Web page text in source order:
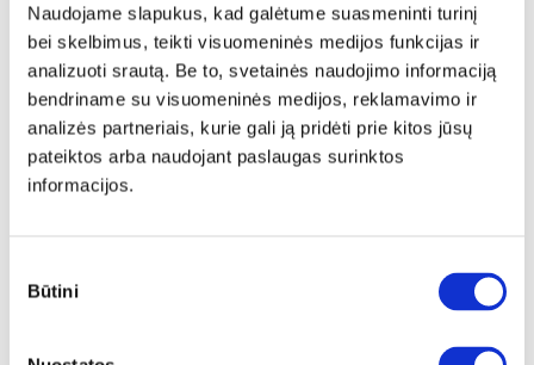
Naudojame slapukus, kad galėtume suasmeninti turinį
bei skelbimus, teikti visuomeninės medijos funkcijas ir
analizuoti srautą. Be to, svetainės naudojimo informaciją
bendriname su visuomeninės medijos, reklamavimo ir
analizės partneriais, kurie gali ją pridėti prie kitos jūsų
pateiktos arba naudojant paslaugas surinktos
informacijos.
pasirinkimas
Būtini
Išmatavimai: